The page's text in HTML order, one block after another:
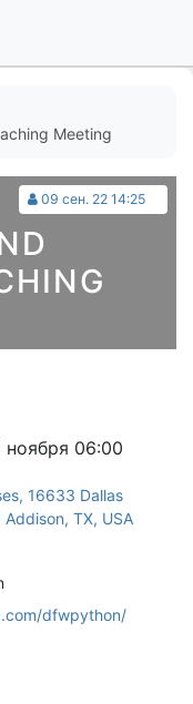
Meeting
09 сен. 22 14:25
06:00
16633 Dallas
TX, USA
dfwpython/